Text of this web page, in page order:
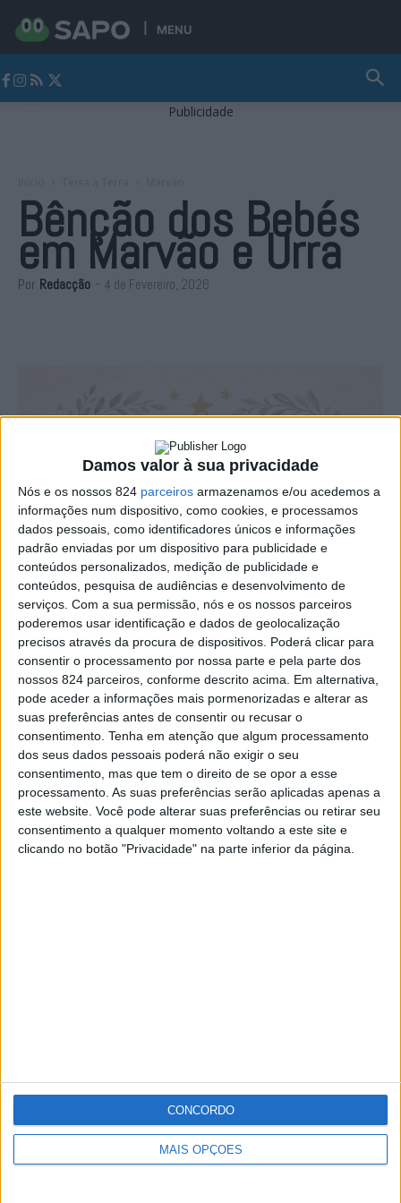
Damos valor à sua privacidade
Nós e os nossos 824 parceiros armazenamos e/ou acedemos a
informações num dispositivo, como cookies, e processamos
dados pessoais, como identificadores únicos e informações
padrão enviadas por um dispositivo para publicidade e
conteúdos personalizados, medição de publicidade e
conteúdos, pesquisa de audiências e desenvolvimento de
serviços. Com a sua permissão, nós e os nossos parceiros
poderemos usar identificação e dados de geolocalização
precisos através da procura de dispositivos. Poderá clicar para
consentir o processamento por nossa parte e pela parte dos
nossos 824 parceiros, conforme descrito acima. Em alternativa,
pode aceder a informações mais pormenorizadas e alterar as
suas preferências antes de consentir ou recusar o
consentimento. Tenha em atenção que algum processamento
dos seus dados pessoais poderá não exigir o seu
consentimento, mas que tem o direito de se opor a esse
processamento. As suas preferências serão aplicadas apenas a
este website. Você pode alterar suas preferências ou retirar seu
consentimento a qualquer momento voltando a este site e
clicando no botão "Privacidade" na parte inferior da página.
MAIS OPÇÕES
CONCORDO
MENU
Publicidade
Bênção dos Bebés
em Marvão e Urra
Por Redacção - 4 de Fevereiro, 2026
No próximo domingo, dia 8, decorre a tradicional Bênção
dos Bebés nas Paróquias de Marvão e Urra. A cerimónia,
de grande significado, pretende a apresentar os bebés
nascidos em 2025 às respectivas comunidades.
Em Marvão, a iniciativa decorre na Igreja de Santiago,
pelas 10h30, e na Freguesia de Urra, a eucaristia da
Bênção dos Bebés está marcada para as 12h.
Publicidade